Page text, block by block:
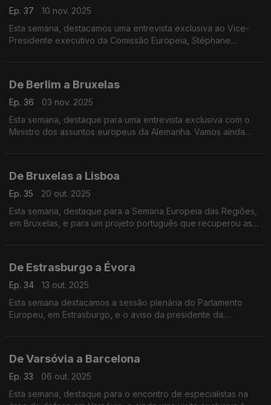
Ep. 37
10 nov. 2025
Esta semana, destacamos uma entrevista exclusiva ao Vice-
Presidente executivo da Comissão Europeia, Stéphane
De Berlim a Bruxelas
Ep. 36
03 nov. 2025
Esta semana, destaque para uma entrevista exclusiva com o
Ministro dos assuntos europeus da Alemanha. Vamos ainda
De Bruxelas a Lisboa
Ep. 35
20 out. 2025
Esta semana, destaque para a Semana Europeia das Regiões,
em Bruxelas, e para um projeto português que recuperou as
De Estrasburgo a Évora
Ep. 34
13 out. 2025
Esta semana destacamos a sessão plenária do Parlamento
Europeu, em Estrasburgo, e o aviso da presidente da
De Varsóvia a Barcelona
Ep. 33
06 out. 2025
Esta semana, destaque para o encontro de especialistas na